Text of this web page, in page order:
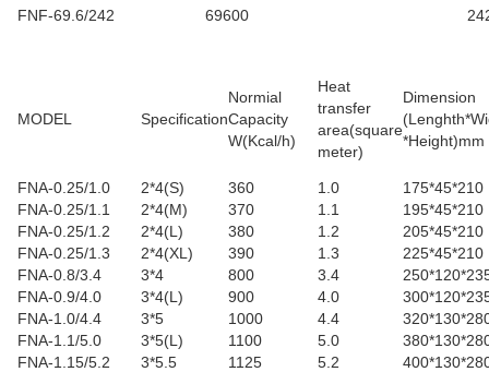
FNF-69.6/242 69600
MODEL Specification
Normial
Capacity
W(Kcal/h)
Heat
transfer
area(square
meter)
Dimension
*Height)mm
FNA-0.25/1.0 2*4(S) 360 1.0
175*45*210
FNA-0.25/1.1
2*4(M) 370 1.1
195*45*210
FNA-0.25/1.2
2*4(L) 380 1.2
205*45*210
FNA-0.25/1.3
2*4(XL) 390 1.3
225*45*210
FNA-0.8/3.4
3*4 800 3.4
FNA-0.9/4.0
3*4(L) 900 4.0
FNA-1.0/4.4
3*5 1000 4.4
FNA-1.1/5.0
3*5(L) 1100 5.0
FNA-1.15/5.2
3*5.5 1125 5.2